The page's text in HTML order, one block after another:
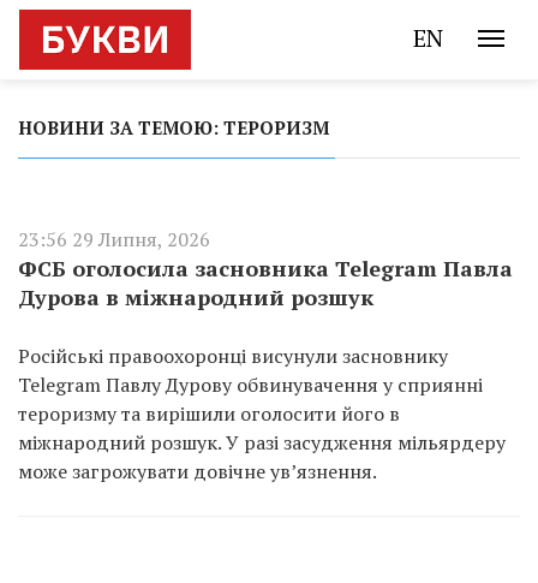
EN
НОВИНИ ЗА ТЕМОЮ: ТЕРОРИЗМ
23:56 29 Липня, 2026
ФСБ оголосила засновника Telegram Павла
Дурова в міжнародний розшук
Російські правоохоронці висунули засновнику
Telegram Павлу Дурову обвинувачення у сприянні
тероризму та вирішили оголосити його в
міжнародний розшук. У разі засудження мільярдеру
може загрожувати довічне ув’язнення.